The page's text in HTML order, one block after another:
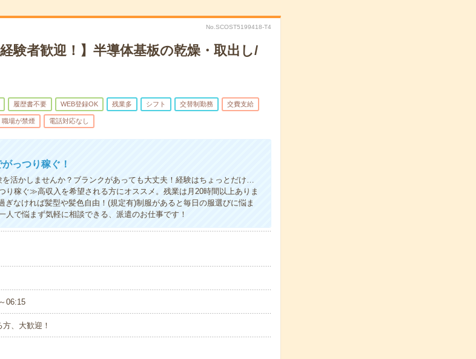
No.SCOST5199418-T4
験者歓迎！】半導体基板の乾燥・取出し/
履歴書不要 WEB登録OK 残業多 シフト 交替制勤務 交費支給
職場が禁煙 電話対応なし
っつり稼ぐ！
活かしませんか？ブランクがあっても大丈夫！経験はちょっとだけ…
り稼ぐ≫高収入を希望される方にオススメ。残業は月20時間以上ありま
なければ髪型や髪色自由！(規定有)制服があると毎日の服選びに悩ま
で悩まず気軽に相談できる、派遣のお仕事です！
06:15
、大歓迎！